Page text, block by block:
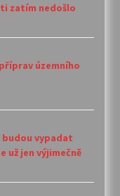
zatím nedošlo
územního
budou vypadat
už jen výjimečně